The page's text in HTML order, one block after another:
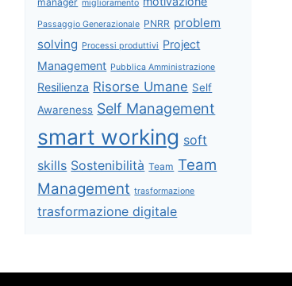
miglioramento
Passaggio Generazionale PNRR problem
solving Processi produttivi Project
Management Pubblica Amministrazione
Resilienza Risorse Umane Self
Awareness Self Management
smart working soft
skills Sostenibilità Team Team
Management trasformazione
trasformazione digitale